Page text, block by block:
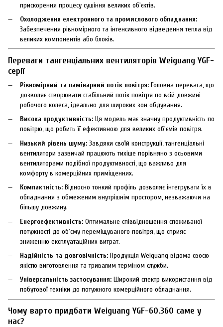
прискорення процесу сушіння великих об'єктів.
Охолодження електронного та промислового обладнання:
Забезпечення рівномірного та інтенсивного відведення тепла від
великих компонентів або блоків.
Переваги тангенціальних вентиляторів Weiguang YGF-
серії
Рівномірний та ламінарний потік повітря: Головна перевага, що
дозволяє створювати стабільний потік повітря по всій довжині
робочого колеса, ідеально для широких зон обдування.
Висока продуктивність: Ця модель має значну продуктивність по
повітрю, що робить її ефективною для великих об'ємів повітря.
Низький рівень шуму: Завдяки своїй конструкції, тангенціальні
вентилятори зазвичай працюють тихіше порівняно з осьовими
вентиляторами подібної продуктивності, що важливо для
комфорту в комерційних приміщеннях.
Компактність: Відносно тонкий профіль дозволяє інтегрувати їх в
обладнання з обмеженим внутрішнім простором, незважаючи на
більшу довжину.
Енергоефективність: Оптимальне співвідношення споживаної
потужності до об'єму переміщуваного повітря, що сприяє
зниженню експлуатаційних витрат.
Надійність та довговічність: Продукція Weiguang відома своєю
якістю виготовлення та тривалим терміном служби.
Універсальність застосування: Широкий спектр використання від
побутової техніки до потужного комерційного обладнання.
Чому варто придбати Weiguang YGF-60.360 саме у
нас?